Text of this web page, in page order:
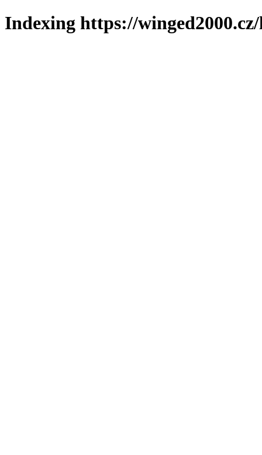
Indexing https://